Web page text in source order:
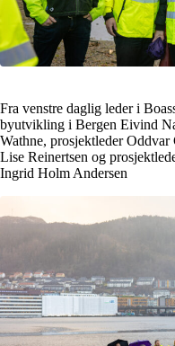
Fra venstre daglig leder i
byutvikling i Bergen Eivind
Wathne, prosjektleder
Lise Reinertsen og
Ingrid Holm Andersen